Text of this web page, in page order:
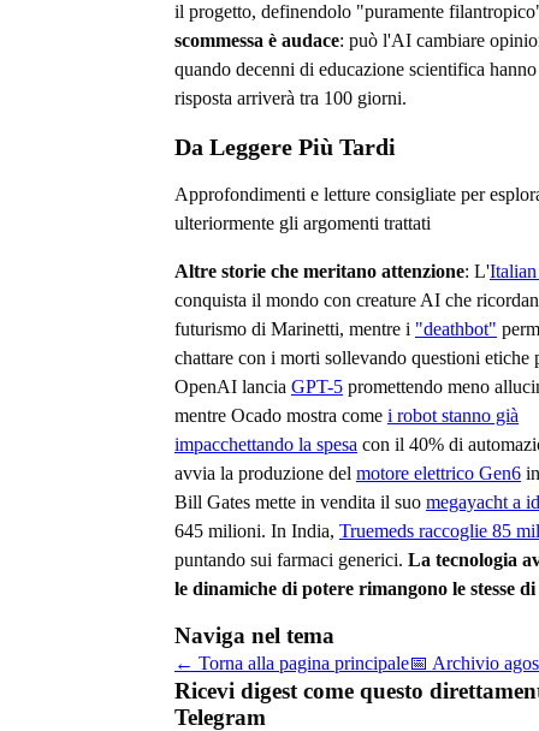
il progetto, definendolo "puramente
scommessa è audace: può l'AI cambiare
quando decenni di educazione scientifica
risposta arriverà tra 100 giorni.
Da Leggere Più Tardi
Approfondimenti e letture consigliate per
ulteriormente gli argomenti trattati
Altre storie che meritano attenzione: L'
conquista il mondo con creature AI che
futurismo di Marinetti, mentre i "deathbot"
chattare con i morti sollevando questioni etiche
OpenAI lancia GPT-5 promettendo meno
mentre Ocado mostra come i robot stanno già
impacchettando la spesa con il 40% di
avvia la produzione del motore elettrico Gen6
Bill Gates mette in vendita il suo megayacht a
645 milioni. In India, Truemeds raccoglie 85
puntando sui farmaci generici. La tecnologia
le dinamiche di potere rimangono le stesse di
Naviga nel tema
← Torna alla pagina principale📅 Archivio
Ricevi digest come questo
Telegram